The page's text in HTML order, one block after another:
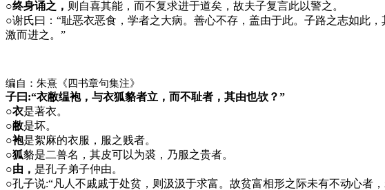
○终身诵之， 则自喜其能，而不复求进于道矣，故夫子复言此以警之。
○谢氏曰：“耻恶衣恶食，学者之大病。善心不存，盖由于此。子路之志如此
激而进之。”
编自：朱熹《四书章句集注》
子曰:“衣敝缊袍，与衣狐貉者立，而不耻者，其由也欤？”
○衣是著衣。
○敝是坏。
○袍是絮麻的衣服，服之贱者。
○狐貉是二兽名，其皮可以为裘，乃服之贵者。
○由， 是孔子弟子仲由。
○孔子说:“凡人不戚戚于处贫，则汲汲于求富。故贫富相形之际未有不动心者